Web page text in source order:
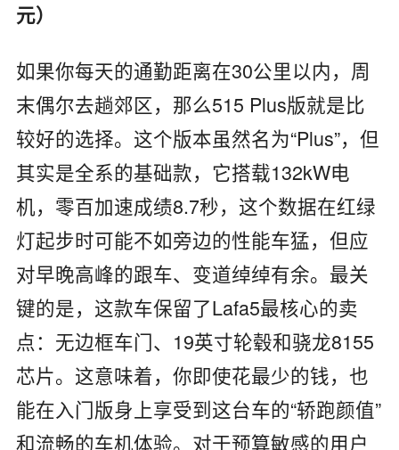
元）
如果你每天的通勤距离在30公里以内，周
末偶尔去趟郊区，那么515 Plus版就是比
较好的选择。这个版本虽然名为“Plus”，但
其实是全系的基础款，它搭载132kW电
机，零百加速成绩8.7秒，这个数据在红绿
灯起步时可能不如旁边的性能车猛，但应
对早晚高峰的跟车、变道绰绰有余。最关
键的是，这款车保留了Lafa5最核心的卖
点：无边框车门、19英寸轮毂和骁龙8155
芯片。这意味着，你即使花最少的钱，也
能在入门版身上享受到这台车的“轿跑颜值”
和流畅的车机体验。对于预算敏感的用户